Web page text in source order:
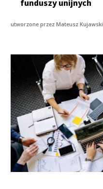
funduszy unijnych
utworzone przezMateusz Kujawski